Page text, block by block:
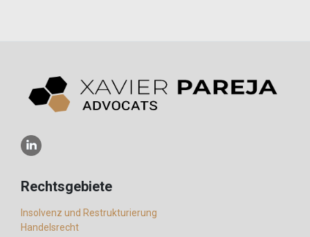
Rechtsgebiete
Insolvenz und Restrukturierung
Handelsrecht